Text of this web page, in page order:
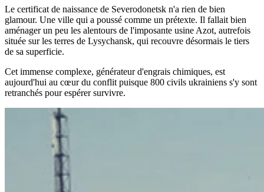
Le certificat de naissance de Severodonetsk n'a rien de bien
glamour. Une ville qui a poussé comme un prétexte. Il fallait bien
aménager un peu les alentours de l'imposante usine Azot, autrefois
située sur les terres de Lysychansk, qui recouvre désormais le tiers
de sa superficie.
Cet immense complexe, générateur d'engrais chimiques, est
aujourd'hui au cœur du conflit puisque 800 civils ukrainiens s'y sont
retranchés pour espérer survivre.